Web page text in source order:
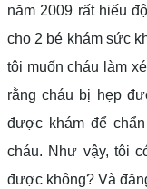
năm 2009 rất hiếu
cho 2 bé khám sức
tôi muốn cháu làm
rằng cháu bị hẹp
được khám để
cháu. Như vậy, tôi
được không? Và